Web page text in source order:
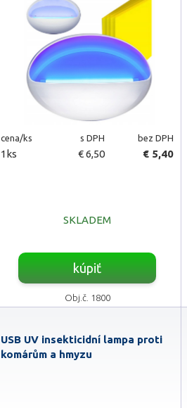
cena/ks s DPH bez DPH
1ks € 6,50 € 5,40
SKLADEM
kúpiť
Obj.č. 1800
USB UV insekticidní lampa proti
komárům a hmyzu